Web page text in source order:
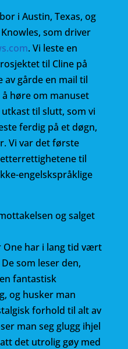
i Austin, Texas, og
som driver
. Vi leste en
til Cline på
av gårde en mail til
høre om manuset
til slutt, som vi
ferdig på et døgn,
Vi var det første
til
engelskspråklige
og salget
One har i lang tid vært
som leser den,
fantastisk
og husker man
forhold til alt av
man seg glugg ihjel
det utrolig gøy med